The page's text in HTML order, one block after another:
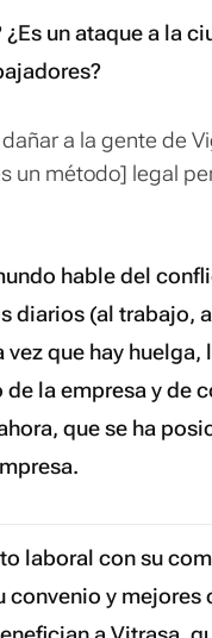
un ataque a la
a la gente de
un método] legal
hable del
diarios (al trabajo,
que hay huelga,
la empresa y de
que se ha
laboral con su
convenio y mejores